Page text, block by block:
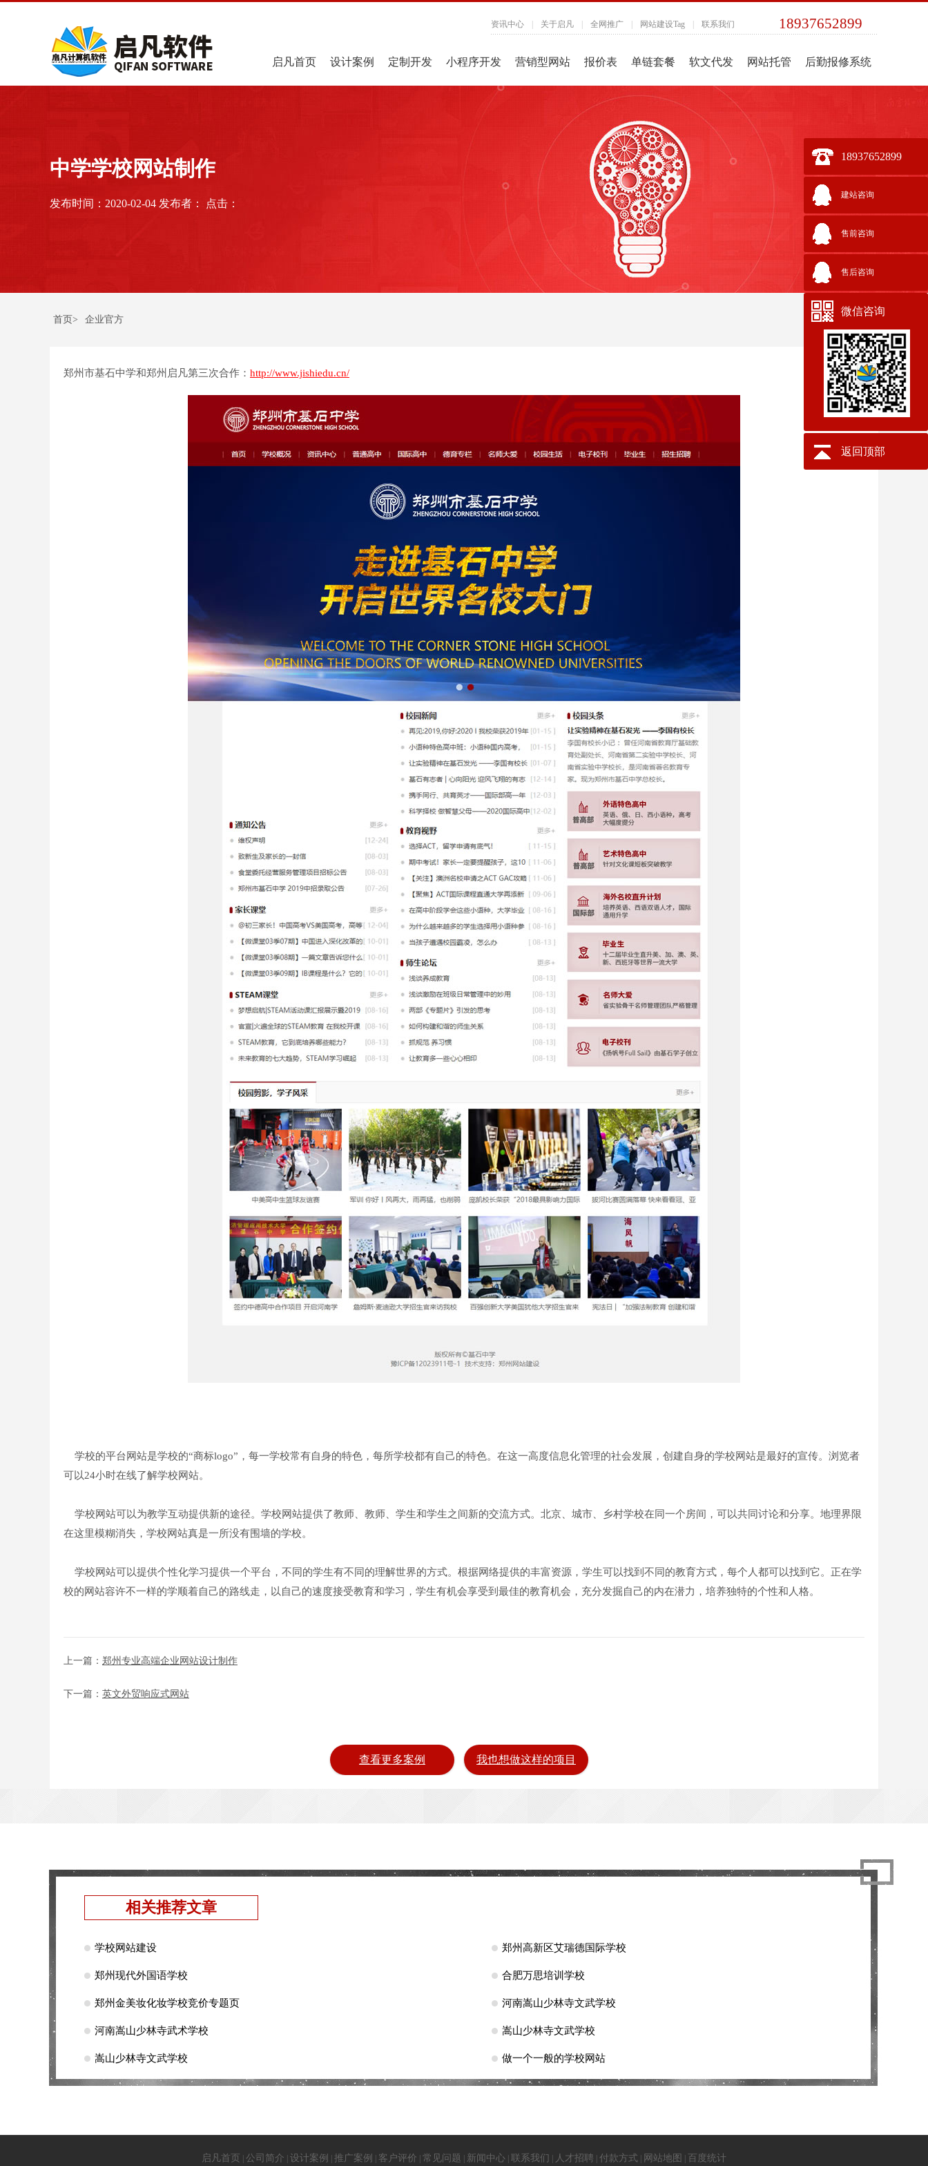
资讯中心 关于启凡 全网推广 网站建设Tag 联系我们 18937652899
启凡首页 设计案例 定制开发 小程序开发 营销型网站 报价表 单链套餐 软文代发 网站托管 后勤报修系统
中学学校网站制作
发布时间：2020-02-04 发布者： 点击：
首页> 企业官方
郑州市基石中学和郑州启凡第三次合作： http://www.jishiedu.cn/
学校的平台网站是学校的“商标logo”，每一学校常有自身的特色，每所学校都有自己的特色。在这一高度信息化管理的社会发展，创建自身的学校网站是最好的宣传。浏览者
可以24小时在线了解学校网站。
学校网站可以为教学互动提供新的途径。学校网站提供了教师、教师、学生和学生之间新的交流方式。北京、城市、乡村学校在同一个房间，可以共同讨论和分享。地理界限
在这里模糊消失，学校网站真是一所没有围墙的学校。
学校网站可以提供个性化学习提供一个平台，不同的学生有不同的理解世界的方式。根据网络提供的丰富资源，学生可以找到不同的教育方式，每个人都可以找到它。正在学
校的网站容许不一样的学顺着自己的路线走，以自己的速度接受教育和学习，学生有机会享受到最佳的教育机会，充分发掘自己的内在潜力，培养独特的个性和人格。
上一篇： 郑州专业高端企业网站设计制作
下一篇： 英文外贸响应式网站
查看更多案例 我也想做这样的项目
相关推荐文章
学校网站建设 郑州高新区艾瑞德国际学校
郑州现代外国语学校 合肥万思培训学校
郑州金美妆化妆学校竞价专题页 河南嵩山少林寺文武学校
河南嵩山少林寺武术学校 嵩山少林寺文武学校
嵩山少林寺文武学校 做一个一般的学校网站
启凡首页 公司简介 设计案例 推广案例 客户评价 常见问题 新闻中心 联系我们 人才招聘 付款方式 网站地图 百度统计
18937652899
建站咨询
售前咨询
售后咨询
微信咨询
返回顶部